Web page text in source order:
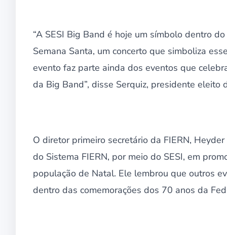
“A SESI Big Band é hoje um símbolo dentro
Semana Santa, um concerto que simboliza
evento faz parte ainda dos eventos que
da Big Band”, disse Serquiz, presidente
O diretor primeiro secretário da FIERN,
do Sistema FIERN, por meio do SESI, em
população de Natal. Ele lembrou que outros
dentro das comemorações dos 70 anos da